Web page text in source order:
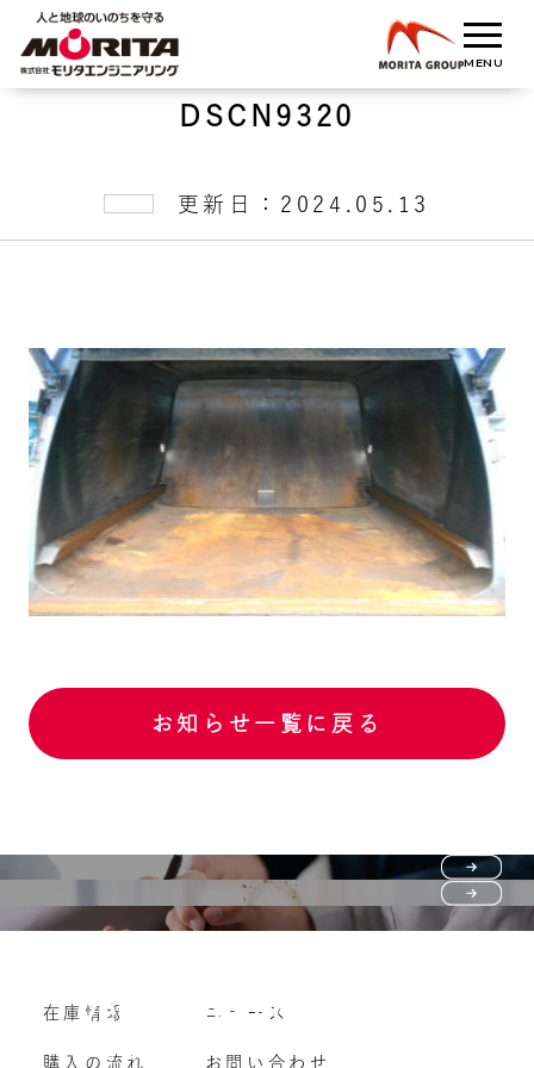
DSCN9320
更新日：2024.05.13
お知らせ一覧に戻る
購入の流れ
よくいただくご質問
Vehicle purchase
車両買い取り
在庫情報
購入の流れ
ニュース
お問い合わせ